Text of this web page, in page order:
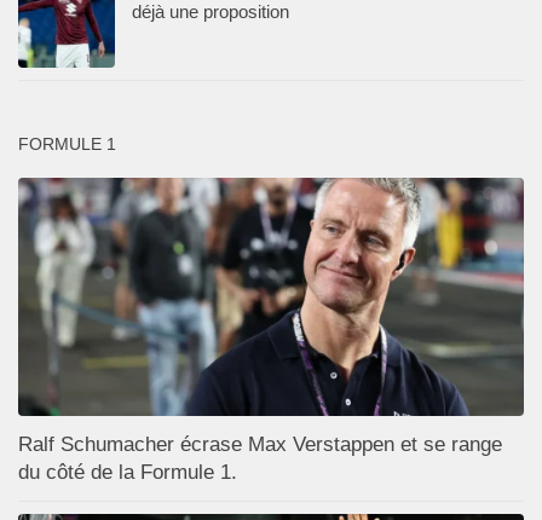
déjà une proposition
FORMULE 1
Ralf Schumacher écrase Max Verstappen et se range
du côté de la Formule 1.